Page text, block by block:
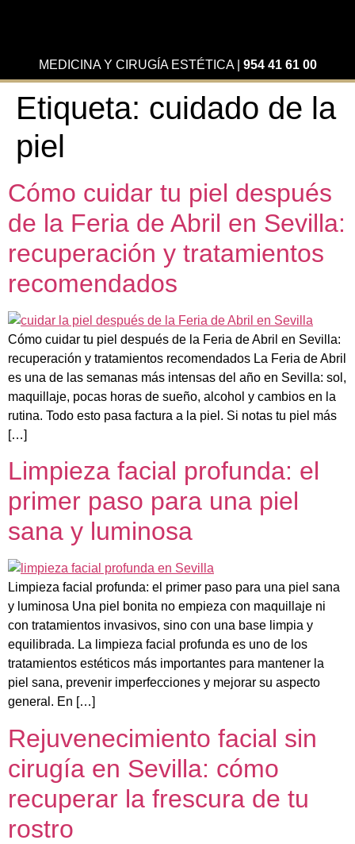
MEDICINA Y CIRUGÍA ESTÉTICA| 954 41 61 00
Etiqueta: cuidado de la
piel
Cómo cuidar tu piel después
de la Feria de Abril en Sevilla:
recuperación y tratamientos
recomendados
Cómo cuidar tu piel después de la Feria de Abril en Sevilla:
recuperación y tratamientos recomendados La Feria de Abril
es una de las semanas más intensas del año en Sevilla: sol,
maquillaje, pocas horas de sueño, alcohol y cambios en la
rutina. Todo esto pasa factura a la piel. Si notas tu piel más
[…]
Limpieza facial profunda: el
primer paso para una piel
sana y luminosa
Limpieza facial profunda: el primer paso para una piel sana
y luminosa Una piel bonita no empieza con maquillaje ni
con tratamientos invasivos, sino con una base limpia y
equilibrada. La limpieza facial profunda es uno de los
tratamientos estéticos más importantes para mantener la
piel sana, prevenir imperfecciones y mejorar su aspecto
general. En […]
Rejuvenecimiento facial sin
cirugía en Sevilla: cómo
recuperar la frescura de tu
rostro